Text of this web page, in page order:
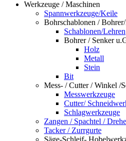
Werkzeuge / Maschinen
Spannwerkzeuge/Keile
Bohrschablonen /
Schablonen/Lehren
Bohrer / Senker
Holz
Metall
Stein
Bit
Mess- / Cutter / Winkel /
Messwerkzeuge
Cutter/
Schlagwerkzeuge
Zangen / Spachtel /
Tacker / Zurrgurte